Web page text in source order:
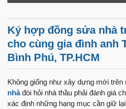
Ký hợp đồng sửa nhà
cho cùng gia đình anh
Bình Phú, TP.HCM
Không giống như xây dựng mới trên
nhàđòi hỏi nhà thầu phải đánh giá
xác định những hạng mục cần giữ